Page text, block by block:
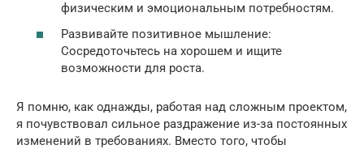
физическим и эмоциональным потребностям.
Развивайте позитивное мышление:
Сосредоточьтесь на хорошем и ищите
возможности для роста.
Я помню, как однажды, работая над сложным проектом,
я почувствовал сильное раздражение из-за постоянных
изменений в требованиях. Вместо того, чтобы